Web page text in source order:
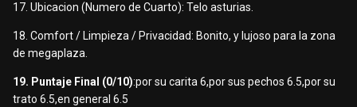
17. Ubicacion (Numero de Cuarto): Telo asturias.
18. Comfort / Limpieza / Privacidad: Bonito, y lujoso para la zona
de megaplaza.
19. Puntaje Final (0/10):por su carita 6,por sus pechos 6.5,por su
trato 6.5,en general 6.5